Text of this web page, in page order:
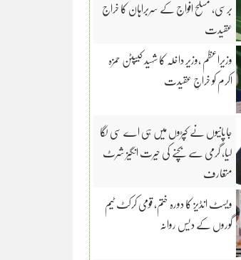
برسی، مسلح افواج کے سربراہان کا خراج
عقیدت
وزیراعظم ،وزیر داخلہ کا شہید کیپٹن حمزہ
اکرم کو خراجِ عقیدت
جاپانیوں نے کپڑوں میں ہی اے سی لگا
لیا، گرمی سے بچنے کی حیرت انگیز شرٹ
متعارف
ویسٹ انڈیز کا دورہ ختم، قومی کرکٹ ٹیم
گوروں کے دیس روانہ